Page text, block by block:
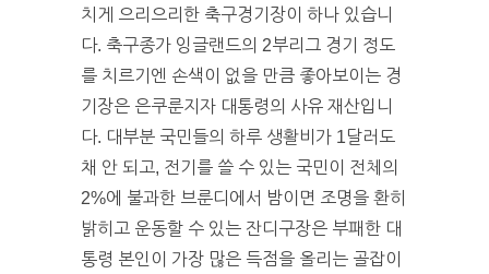
치게 으리으리한 축구경기장이 하나 있습니
다. 축구종가 잉글랜드의 2부리그 경기 정도
를 치르기엔 손색이 없을 만큼 좋아보이는 경
기장은 은쿠룬지자 대통령의 사유 재산입니
다. 대부분 국민들의 하루 생활비가 1달러도
채 안 되고, 전기를 쓸 수 있는 국민이 전체의
2%에 불과한 브룬디에서 밤이면 조명을 환히
밝히고 운동할 수 있는 잔디구장은 부패한 대
통령 본인이 가장 많은 득점을 올리는 골잡이